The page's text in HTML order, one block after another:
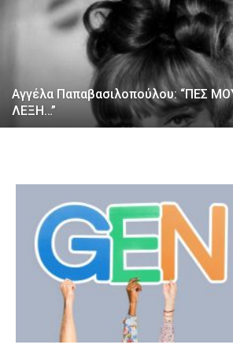
Αγγέλα Παπαβασιλοπούλου: “ΠΕΣ
ΛΕΞΗ…”